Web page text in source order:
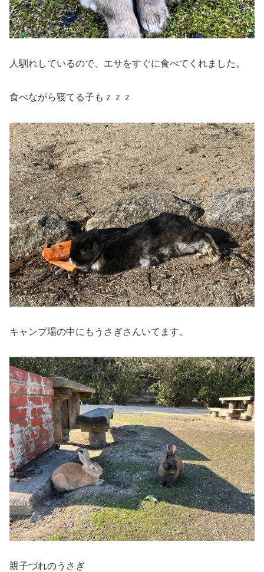
人馴れしているので、エサをすぐに食べてくれました。
食べながら寝てる子もｚｚｚ
キャンプ場の中にもうさぎさんいてます。
親子づれのうさぎ